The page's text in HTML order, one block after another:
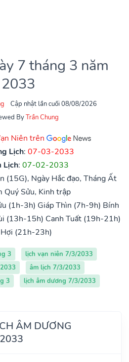
7 tháng 3 năm
2033
Cập nhật lần cuối 08/08/2026
ByTrần Chung
Niên trên
Lịch: 07-03-2033
Lịch: 07-02-2033
(15G), Ngày Hắc đạo, Tháng Ất
Quý Sửu, Kinh trập
(1h-3h) Giáp Thìn (7h-9h) Bính
(13h-15h) Canh Tuất (19h-21h)
(21h-23h)
3
lịch vạn niên 7/3/2033
âm lịch 7/3/2033
3
lịch âm dương 7/3/2033
ÂM DƯƠNG